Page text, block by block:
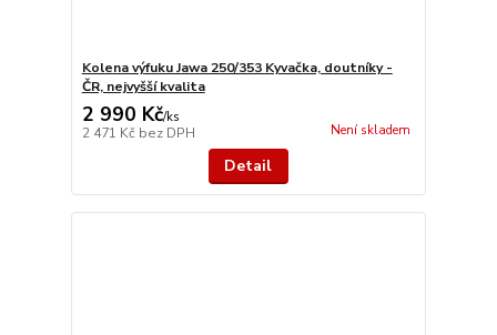
Kolena výfuku Jawa 250/353 Kyvačka, doutníky -
ČR, nejvyšší kvalita
2 990 Kč/ks
2 471 Kč bez DPH Není skladem
Detail